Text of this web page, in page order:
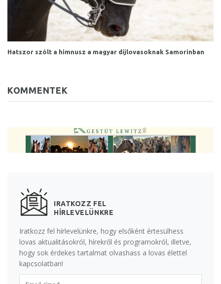
Hatszor szólt a himnusz a magyar díjlovasoknak Samorinban
KOMMENTEK
IRATKOZZ FEL
HÍRLEVELÜNKRE
Iratkozz fel hírlevelünkre, hogy elsőként értesülhess
lovas aktualitásokról, hírekről és programokról, illetve,
hogy sok érdekes tartalmat olvashass a lovas élettel
kapcsolatban!